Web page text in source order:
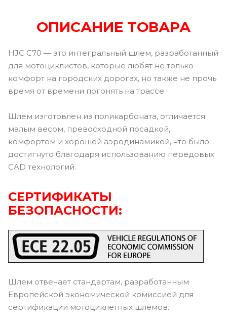
ОПИСАНИЕ ТОВАРА
HJC C70 — это интегральный шлем, разработанный
для мотоциклистов, которые любят не только
комфорт на городских дорогах, но также не прочь
время от времени погонять на трассе.
Шлем изготовлен из поликарбоната, отличается
малым весом, превосходной посадкой,
комфортом и хорошей аэродинамикой, что было
достигнуто благодаря использованию передовых
CAD технологий.
СЕРТИФИКАТЫ
БЕЗОПАСНОСТИ:
Шлем отвечает стандартам, разработанным
Европейской экономической комиссией для
сертификации мотоциклетных шлемов.